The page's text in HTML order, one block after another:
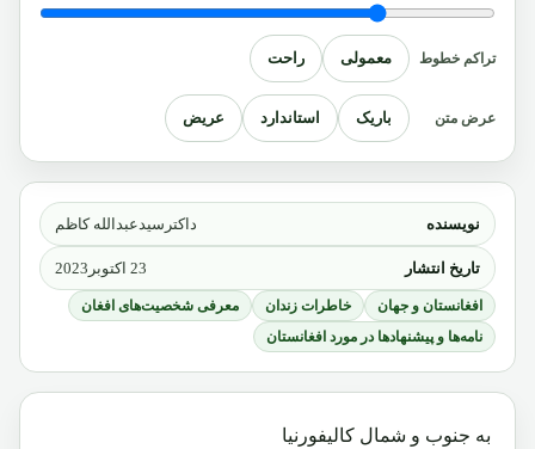
نویسنده داکترسیدعبدالله کاظم
تاریخ انتشار 23 اکتوبر2023
افغانستان و جهان خاطرات زندان
معرفی شخصیت‌های افغان
نامه‌ها و پیشنهادها در مورد افغانستان
به جنوب و شمال کالیفورنیا
تراکم خطوط معمولی راحت
عرض متن باریک استاندارد عریض